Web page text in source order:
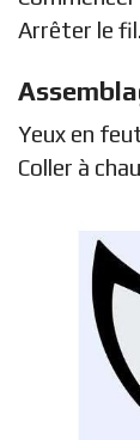
Arrêter le
Yeux en
Coller à